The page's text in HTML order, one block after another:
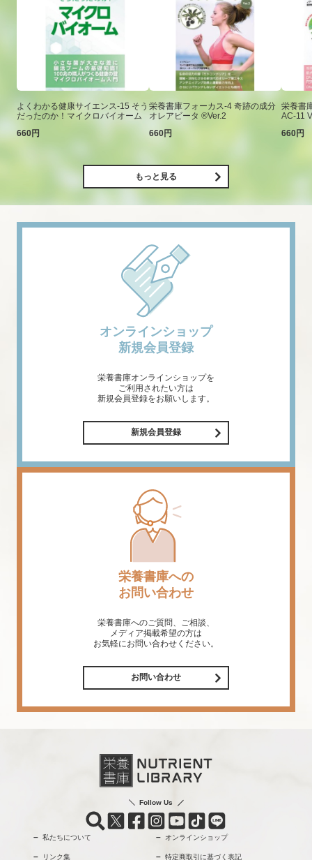
よくわかる健康サイエンス-15 そう
だったのか！マイクロバイオーム
660円
栄養書庫フォーカス-4 奇跡の成分
オレアビータ ®Ver.2
660円
栄養書
AC-11
660円
もっと見る
オンラインショップ
新規会員登録
栄養書庫オンラインショップを
ご利用されたい方は
新規会員登録をお願いします。
新規会員登録
栄養書庫への
お問い合わせ
栄養書庫へのご質問、ご相談、
メディア掲載希望の方は
お気軽にお問い合わせください。
お問い合わせ
Follow Us
私たちについて オンラインショップ
リンク集 特定商取引に基づく表記